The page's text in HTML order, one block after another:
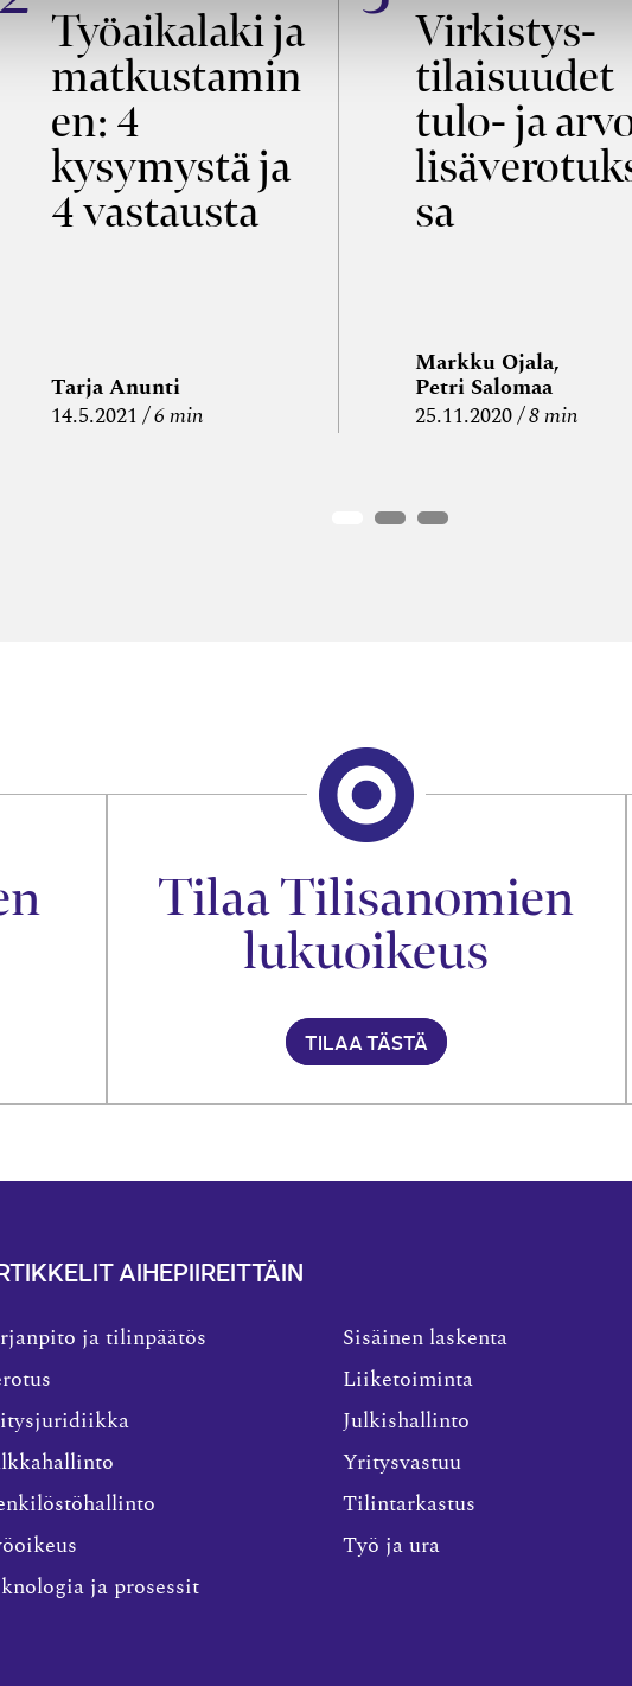
Työaikalaki ja
matkustamin
en: 4
kysymystä ja
4 vastausta
Tarja Anunti
14.5.2021
6 min
Virkistys­
tilaisuudet
tulo- ja
sa
Markku Ojala,
Petri Salomaa
25.11.2020 8 min
Tilaa Tilisanomien
lukuoikeus
TILAA TÄSTÄ
AIHEPIIREITTÄIN
ja tilinpäätös
ja prosessit
Sisäinen laskenta
Liiketoiminta
Julkishallinto
Yritysvastuu
Tilintarkastus
Työ ja ura